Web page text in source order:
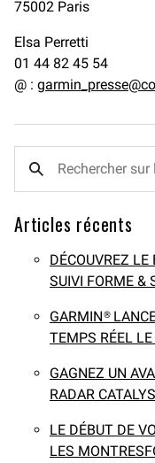
75002 Paris
Elsa Perretti
01 44 82 45 54
@ :
Articles récents
DÉCOUVREZ
SUIVI FORME &
GARMIN®
TEMPS RÉEL
GAGNEZ UN
RADAR
LE DÉBUT DE
LES